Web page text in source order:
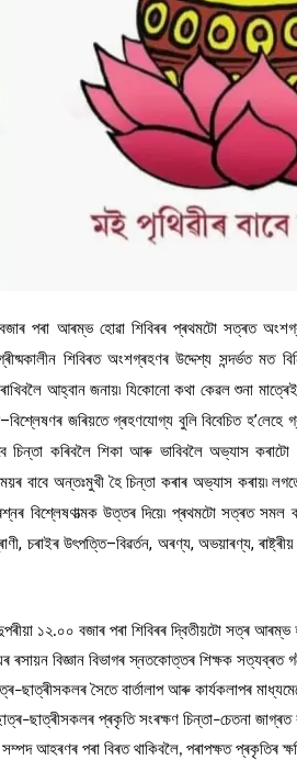
বজাৰ পৰা আৰম্ভ হোৱা শিবিৰৰ প্ৰথমটো সত্ৰত
শিবিৰত অংশগ্ৰহণৰ উদ্দেশ্য সন্দৰ্ভত মত
ৰাখিবলৈ আহ্বান জনায়৷ যিকোনো কথা কেৱল শুনা মাত্ৰেই
–বিশ্লেষণৰ জৰিয়তে গ্ৰহণযোগ্য বুলি বিবেচিত হ’লেহে
চিন্তা কৰিবলৈ শিকা আৰু ভাবিবলৈ অভ্যাস কৰাটো
বাবে অন্তঃমুখী হৈ চিন্তা কৰাৰ অভ্যাস কৰায়৷
বিশ্লেষণাত্মক উত্তৰ দিয়ে৷ প্ৰথমটো সত্ৰত সমল
, চৰাইৰ উৎপত্তি–বিৱৰ্তন, অৰণ্য, অভয়াৰণ্য,ৰাষ্ট্ৰীয়
১২.০০ বজাৰ পৰা শিবিৰৰ দ্বিতীয়টো সত্ৰ আৰম্ভ
ৰসায়ন বিজ্ঞান বিভাগৰ স্নতকোত্তৰ শিক্ষক সত্যব্ৰত
–ছাত্ৰীসকলৰ সৈতে বাৰ্তালাপ আৰু কাৰ্যকলাপৰ
–ছাত্ৰীসকলৰ প্ৰকৃতি সংৰক্ষণ চিন্তা–চেতনা জাগ্ৰত
সম্পদ আহৰণৰ পৰা বিৰত থাকিবলৈ,পৰাপক্ষত প্ৰকৃতিৰ